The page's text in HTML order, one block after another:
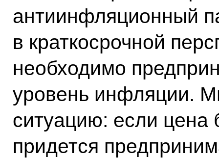
антиинфляционный
в краткосрочной
необходимо
уровень инфляции.
ситуацию: если
придется